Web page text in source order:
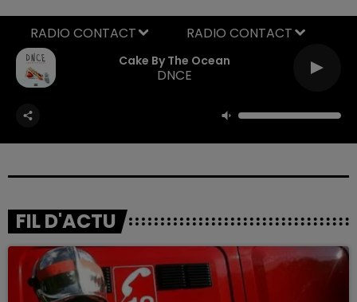
Cake By The Ocean
DNCE
RADIO CONTACT
FIL D'ACTU